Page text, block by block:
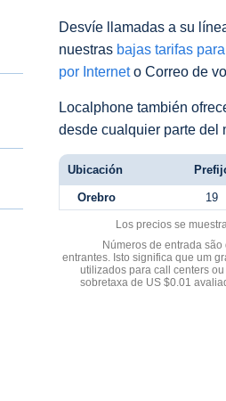
Desvíe llamadas a su
nuestras bajas tarifas
por Interneto Correo de
Localphone también
desde cualquier parte del
Ubicación
Orebro 19
Los precios se
Números de entrada
entrantes. Isto significa que um
utilizados para call centers
sobretaxa de US $0.01